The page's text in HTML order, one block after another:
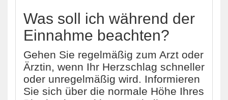
Was soll ich während der
Einnahme beachten?
Gehen Sie regelmäßig zum Arzt oder
Ärztin, wenn Ihr Herzschlag schneller
oder unregelmäßig wird. Informieren
Sie sich über die normale Höhe Ihres